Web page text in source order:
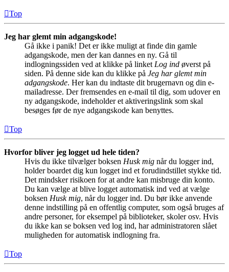
Top
Jeg har glemt min adgangskode!
Gå ikke i panik! Det er ikke muligt at finde din gamle
adgangskode, men der kan dannes en ny. Gå til
indlogningssiden ved at klikke på linket Log ind øverst på
siden. På denne side kan du klikke på Jeg har glemt min
adgangskode. Her kan du indtaste dit brugernavn og din e-
mailadresse. Der fremsendes en e-mail til dig, som udover en
ny adgangskode, indeholder et aktiveringslink som skal
besøges før de nye adgangskode kan benyttes.
Top
Hvorfor bliver jeg logget ud hele tiden?
Hvis du ikke tilvælger boksen Husk mig når du logger ind,
holder boardet dig kun logget ind et forudindstillet stykke tid.
Det mindsker risikoen for at andre kan misbruge din konto.
Du kan vælge at blive logget automatisk ind ved at vælge
boksen Husk mig, når du logger ind. Du bør ikke anvende
denne indstilling på en offentlig computer, som også bruges af
andre personer, for eksempel på biblioteker, skoler osv. Hvis
du ikke kan se boksen ved log ind, har administratoren slået
muligheden for automatisk indlogning fra.
Top